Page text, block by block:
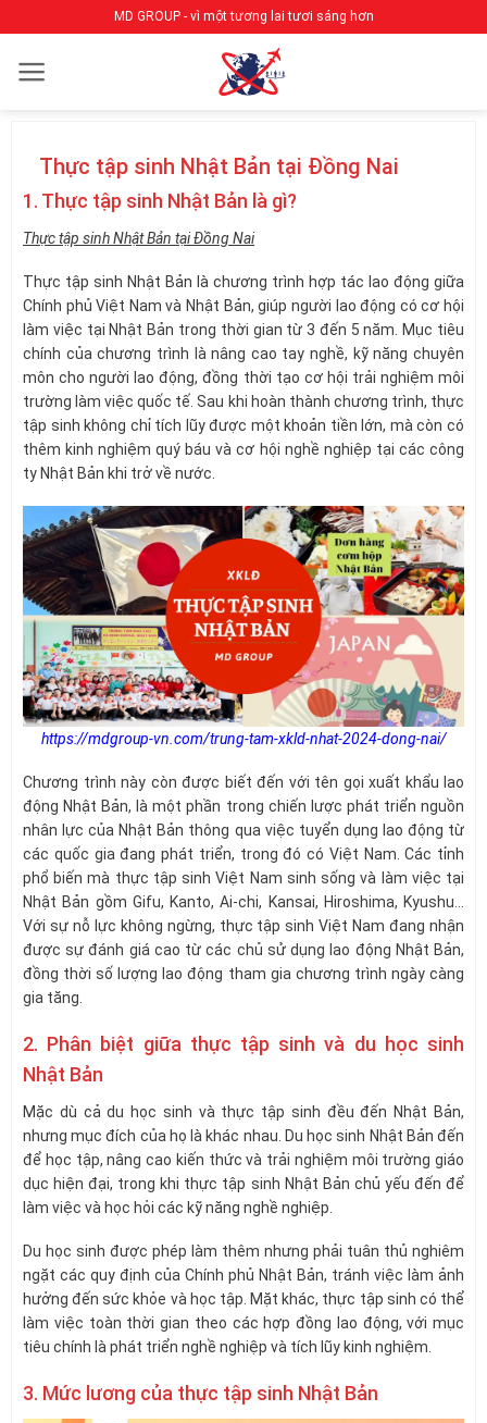
qua
nội
MD GROUP - vì một tương lai tươi sáng hơn
Thực tập sinh Nhật Bản tại Đồng Nai
1. Thực tập sinh Nhật Bản là gì?
Thực tập sinh Nhật Bản tại Đồng Nai
Thực tập sinh Nhật Bản là chương trình hợp tác lao động giữa
Chính phủ Việt Nam và Nhật Bản, giúp người lao động có cơ hội
làm việc tại Nhật Bản trong thời gian từ 3 đến 5 năm. Mục tiêu
chính của chương trình là nâng cao tay nghề, kỹ năng chuyên
môn cho người lao động, đồng thời tạo cơ hội trải nghiệm môi
trường làm việc quốc tế. Sau khi hoàn thành chương trình, thực
tập sinh không chỉ tích lũy được một khoản tiền lớn, mà còn có
thêm kinh nghiệm quý báu và cơ hội nghề nghiệp tại các công
ty Nhật Bản khi trở về nước.
https://mdgroup-vn.com/trung-tam-xkld-nhat-2024-dong-nai/
Chương trình này còn được biết đến với tên gọi xuất khẩu lao
động Nhật Bản, là một phần trong chiến lược phát triển nguồn
nhân lực của Nhật Bản thông qua việc tuyển dụng lao động từ
các quốc gia đang phát triển, trong đó có Việt Nam. Các tỉnh
phổ biến mà thực tập sinh Việt Nam sinh sống và làm việc tại
Nhật Bản gồm Gifu, Kanto, Ai-chi, Kansai, Hiroshima, Kyushu…
Với sự nỗ lực không ngừng, thực tập sinh Việt Nam đang nhận
được sự đánh giá cao từ các chủ sử dụng lao động Nhật Bản,
đồng thời số lượng lao động tham gia chương trình ngày càng
gia tăng.
2. Phân biệt giữa thực tập sinh và du học sinh
Nhật Bản
Mặc dù cả du học sinh và thực tập sinh đều đến Nhật Bản,
nhưng mục đích của họ là khác nhau. Du học sinh Nhật Bản đến
để học tập, nâng cao kiến thức và trải nghiệm môi trường giáo
dục hiện đại, trong khi thực tập sinh Nhật Bản chủ yếu đến để
làm việc và học hỏi các kỹ năng nghề nghiệp.
Du học sinh được phép làm thêm nhưng phải tuân thủ nghiêm
ngặt các quy định của Chính phủ Nhật Bản, tránh việc làm ảnh
hưởng đến sức khỏe và học tập. Mặt khác, thực tập sinh có thể
làm việc toàn thời gian theo các hợp đồng lao động, với mục
tiêu chính là phát triển nghề nghiệp và tích lũy kinh nghiệm.
3. Mức lương của thực tập sinh Nhật Bản